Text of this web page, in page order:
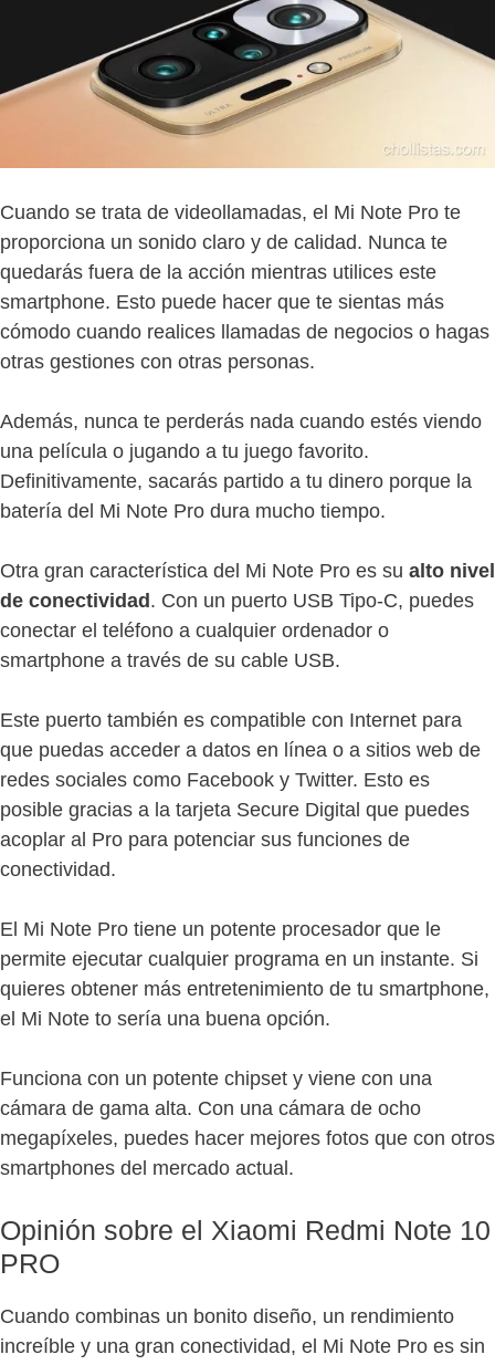
Cuando se trata de videollamadas, el Mi Note Pro te
proporciona un sonido claro y de calidad. Nunca te
quedarás fuera de la acción mientras utilices este
smartphone. Esto puede hacer que te sientas más
cómodo cuando realices llamadas de negocios o hagas
otras gestiones con otras personas.
Además, nunca te perderás nada cuando estés viendo
una película o jugando a tu juego favorito.
Definitivamente, sacarás partido a tu dinero porque la
batería del Mi Note Pro dura mucho tiempo.
Otra gran característica del Mi Note Pro es su alto nivel
de conectividad. Con un puerto USB Tipo-C, puedes
conectar el teléfono a cualquier ordenador o
smartphone a través de su cable USB.
Este puerto también es compatible con Internet para
que puedas acceder a datos en línea o a sitios web de
redes sociales como Facebook y Twitter. Esto es
posible gracias a la tarjeta Secure Digital que puedes
acoplar al Pro para potenciar sus funciones de
conectividad.
El Mi Note Pro tiene un potente procesador que le
permite ejecutar cualquier programa en un instante. Si
quieres obtener más entretenimiento de tu smartphone,
el Mi Note to sería una buena opción.
Funciona con un potente chipset y viene con una
cámara de gama alta. Con una cámara de ocho
megapíxeles, puedes hacer mejores fotos que con otros
smartphones del mercado actual.
Opinión sobre el Xiaomi Redmi Note 10
PRO
Cuando combinas un bonito diseño, un rendimiento
increíble y una gran conectividad, el Mi Note Pro es sin